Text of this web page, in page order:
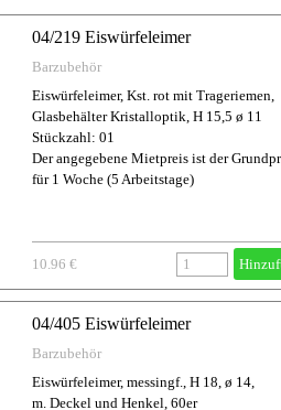
04/219 Eiswürfeleimer
Barzubehör
Eiswürfeleimer, Kst. rot mit Trageriemen,
Glasbehälter Kristalloptik, H 15,5 ø 11
Stückzahl: 01
Der angegebene Mietpreis ist der
für 1 Woche (5 Arbeitstage)
10.96 €
04/405 Eiswürfeleimer
Barzubehör
Eiswürfeleimer, messingf., H 18, ø 14,
m. Deckel und Henkel, 60er